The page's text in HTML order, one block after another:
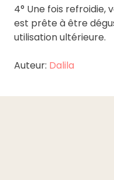
4° Une fois
est prête à être
utilisation ultérieure.
Auteur: Dalila